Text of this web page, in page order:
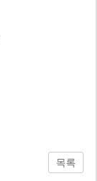
목록